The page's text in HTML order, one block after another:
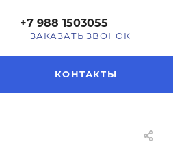
+7 988 1503055
ЗАКАЗАТЬ ЗВОНОК
КОНТАКТЫ